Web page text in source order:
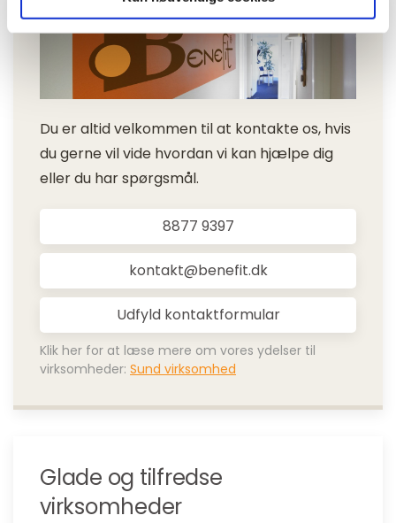
Du er altid velkommen til at kontakte os, hvis
du gerne vil vide hvordan vi kan hjælpe dig
eller du har spørgsmål.
8877 9397
kontakt@benefit.dk
Udfyld kontaktformular
Klik her for at læse mere om vores ydelser til
virksomheder: Sund virksomhed
Glade og tilfredse
virksomheder